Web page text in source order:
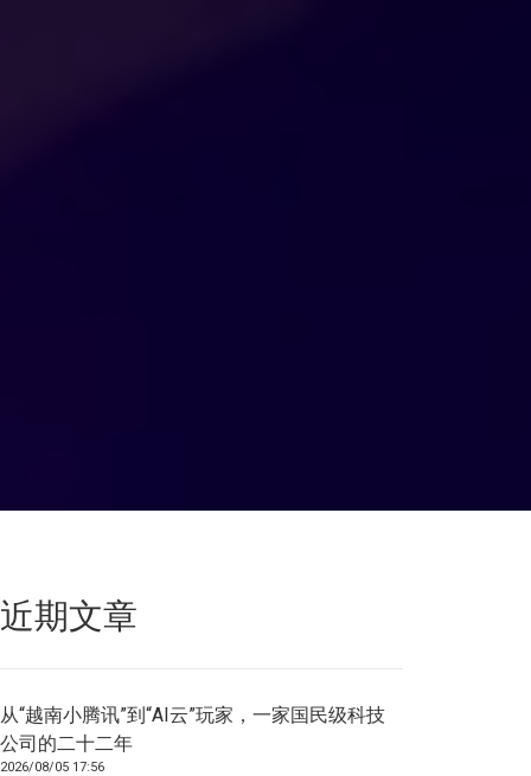
近期文章
从“越南小腾讯”到“AI云”玩家，一家国民级科技
公司的二十二年
2026/08/05 17:56